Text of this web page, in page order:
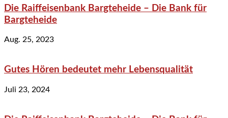
Die Raiffeisenbank Bargteheide – Die Bank für
Bargteheide
Aug. 25, 2023
Gutes Hören bedeutet mehr Lebensqualität
Juli 23, 2024